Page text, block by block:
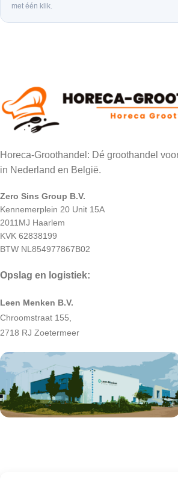
met één klik.
Horeca-Groothandel: Dé groothandel
in Nederland en België.
Zero Sins Group B.V.
Kennemerplein 20 Unit 15A
2011MJ Haarlem
KVK 62838199
BTW NL854977867B02
Opslag en logistiek:
Leen Menken B.V.
Chroomstraat 155,
2718 RJ Zoetermeer